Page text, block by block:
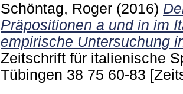
Schöntag, Roger (2016)
Präpositionen a und in im
empirische Untersuchung
Zeitschrift für italienische
Tübingen 38 75 60-83